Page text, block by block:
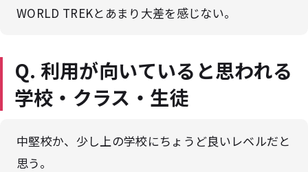
WORLD TREKとあまり大差を感じない。
Q. 利用が向いていると思われる
学校・クラス・生徒
中堅校か、少し上の学校にちょうど良いレベルだと
思う。